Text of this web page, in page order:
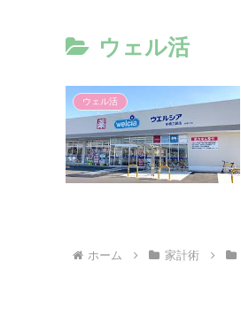
ウェル活
ウェル活
ホーム 家計術